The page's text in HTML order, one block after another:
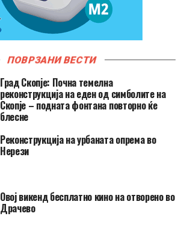
ПОВРЗАНИ ВЕСТИ
Град Скопје: Почна темелна
реконструкција на еден од симболите на
Скопје – подната фонтана повторно ќе
блесне
Реконструкција на урбаната опрема во
Нерези
​Овој викенд бесплатно кино на отворено во
Драчево